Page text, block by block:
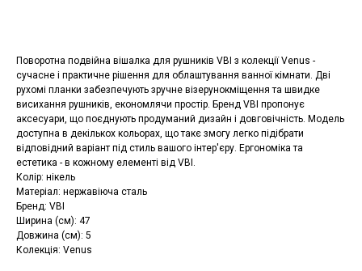
Поворотна подвійна вішалка для рушників VBI з колекції Venus -
сучасне і практичне рішення для облаштування ванної кімнати. Дві
рухомі планки забезпечують зручне візерунокміщення та швидке
висихання рушників, економлячи простір. Бренд VBI пропонує
аксесуари, що поєднують продуманий дизайн і довговічність. Модель
доступна в декількох кольорах, що такє змогу легко підібрати
відповідний варіант під стиль вашого інтер'єру. Ергономіка та
естетика - в кожному елементі від VBI.
Колір: нікель
Матеріал: нержавіюча сталь
Бренд: VBI
Ширина (см): 47
Довжина (см): 5
Колекція: Venus